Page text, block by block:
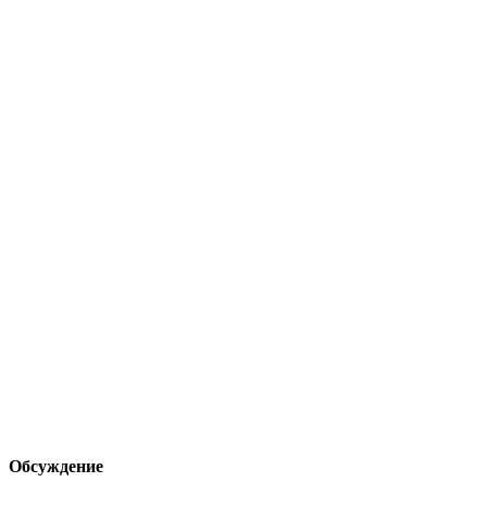
Обсуждение